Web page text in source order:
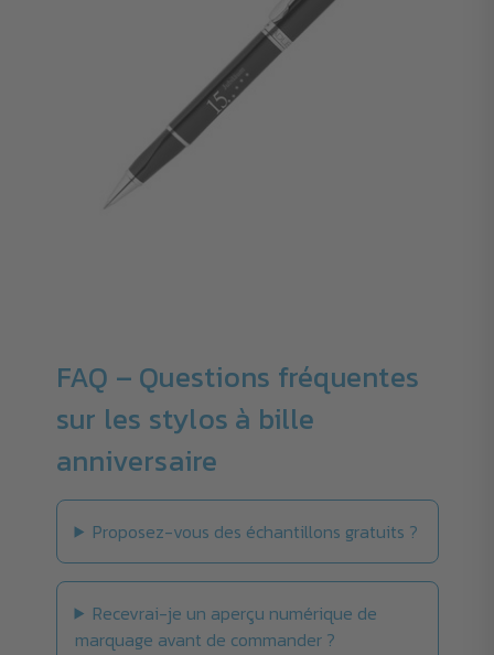
FAQ – Questions fréquentes
sur les stylos à bille
anniversaire
Proposez-vous des échantillons gratuits ?
Recevrai-je un aperçu numérique de
marquage avant de commander ?